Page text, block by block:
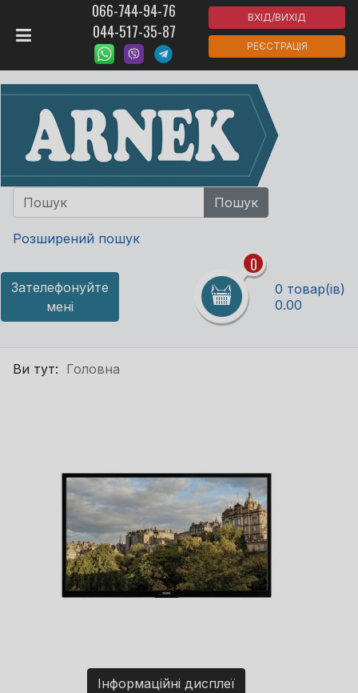
066-744-94-76
044-517-35-87
ВХІД/ВИХІД
РЕЄСТРАЦІЯ
Розширений пошук
Зателефонуйте
мені
0
0 товар(ів)
0.00
Ви тут: Головна
Інформаційні дисплеї